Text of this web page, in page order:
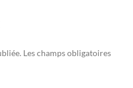
Les champs obligatoires